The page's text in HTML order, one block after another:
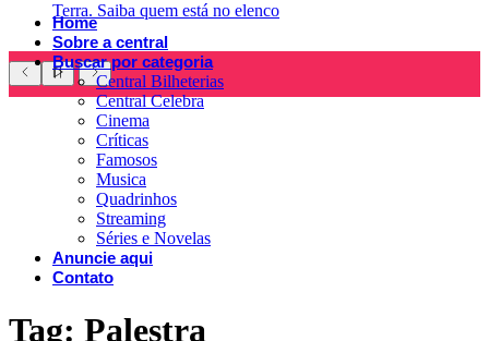
Terra. Saiba quem está no elenco
Home
Sobre a central
Buscar por categoria
Central Bilheterias
Central Celebra
Cinema
Críticas
Famosos
Musica
Quadrinhos
Streaming
Séries e Novelas
Anuncie aqui
Contato
Tag: Palestra